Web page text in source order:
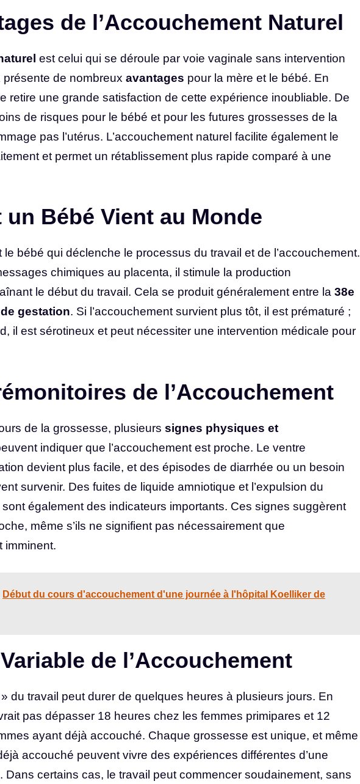
de l’Accouchement Naturel
est celui qui se déroule par voie vaginale sans intervention
de nombreux avantages pour la mère et le bébé. En
retire une grande satisfaction de cette expérience inoubliable. De
de risques pour le bébé et pour les futures grossesses de la
pas l’utérus. L’accouchement naturel facilite également le
et permet un rétablissement plus rapide comparé à une
un Bébé Vient au Monde
le bébé qui déclenche le processus du travail et de l’accouchement.
chimiques au placenta, il stimule la production
le début du travail. Cela se produit généralement entre la 38e
gestation. Si l’accouchement survient plus tôt, il est prématuré ;
il est sérotineux et peut nécessiter une intervention médicale pour
de l’Accouchement
de la grossesse, plusieurs signes physiques et
indiquer que l’accouchement est proche. Le ventre
devient plus facile, et des épisodes de diarrhée ou un besoin
survenir. Des fuites de liquide amniotique et l’expulsion du
également des indicateurs importants. Ces signes suggèrent
même s’ils ne signifient pas nécessairement que
imminent.
Début du cours d'accouchement d'une journée à l'hôpital Koelliker de
de l’Accouchement
du travail peut durer de quelques heures à plusieurs jours. En
pas dépasser 18 heures chez les femmes primipares et 12
ayant déjà accouché. Chaque grossesse est unique, et même
accouché peuvent vivre des expériences différentes d’une
Dans certains cas, le travail peut commencer soudainement, sans